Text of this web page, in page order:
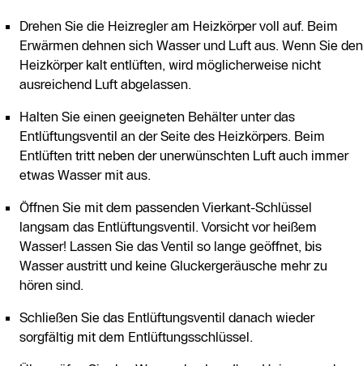
Drehen Sie die Heizregler am Heizkörper voll auf. Beim
Erwärmen dehnen sich Wasser und Luft aus. Wenn Sie den
Heizkörper kalt entlüften, wird möglicherweise nicht
ausreichend Luft abgelassen.
Halten Sie einen geeigneten Behälter unter das
Entlüftungsventil an der Seite des Heizkörpers. Beim
Entlüften tritt neben der unerwünschten Luft auch immer
etwas Wasser mit aus.
Öffnen Sie mit dem passenden Vierkant-Schlüssel
langsam das Entlüftungsventil. Vorsicht vor heißem
Wasser! Lassen Sie das Ventil so lange geöffnet, bis
Wasser austritt und keine Gluckergeräusche mehr zu
hören sind.
Schließen Sie das Entlüftungsventil danach wieder
sorgfältig mit dem Entlüftungsschlüssel.